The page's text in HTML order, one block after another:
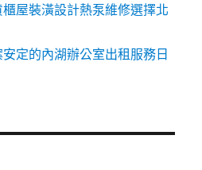
屋裝潢設計熱泵維修選擇北
定的內湖辦公室出租服務日